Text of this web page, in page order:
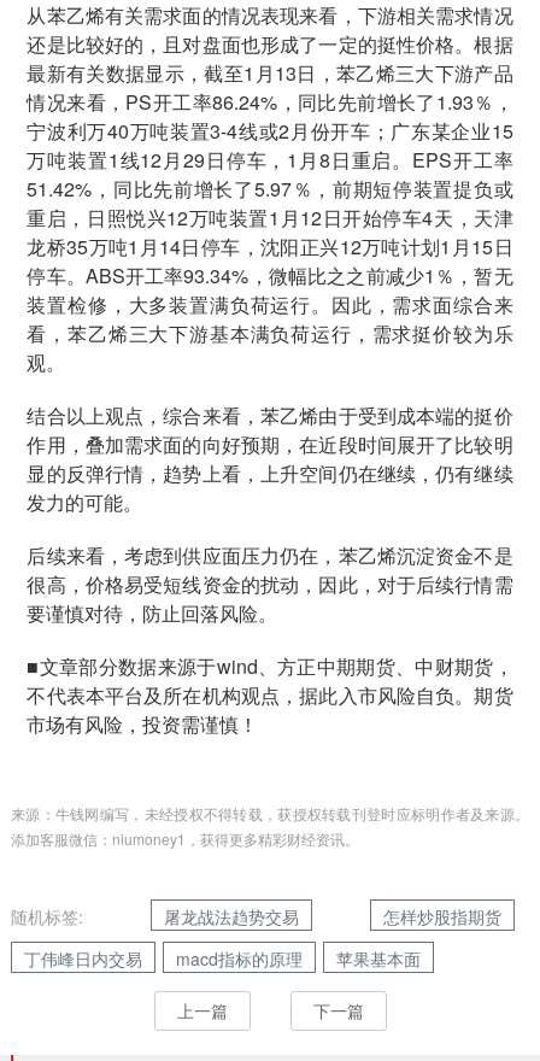
从苯乙烯有关需求面的情况表现来看，下游相关需求情况
还是比较好的，且对盘面也形成了一定的挺性价格。根据
最新有关数据显示，截至1月13日，苯乙烯三大下游产品
情况来看，PS开工率86.24%，同比先前增长了1.93％，
宁波利万40万吨装置3-4线或2月份开车；广东某企业15
万吨装置1线12月29日停车，1月8日重启。EPS开工率
51.42%，同比先前增长了5.97％，前期短停装置提负或
重启，日照悦兴12万吨装置1月12日开始停车4天，天津
龙桥35万吨1月14日停车，沈阳正兴12万吨计划1月15日
停车。ABS开工率93.34%，微幅比之之前减少1％，暂无
装置检修，大多装置满负荷运行。因此，需求面综合来
看，苯乙烯三大下游基本满负荷运行，需求挺价较为乐
观。
结合以上观点，综合来看，苯乙烯由于受到成本端的挺价
作用，叠加需求面的向好预期，在近段时间展开了比较明
显的反弹行情，趋势上看，上升空间仍在继续，仍有继续
发力的可能。
后续来看，考虑到供应面压力仍在，苯乙烯沉淀资金不是
很高，价格易受短线资金的扰动，因此，对于后续行情需
要谨慎对待，防止回落风险。
■文章部分数据来源于wind、方正中期期货、中财期货，
不代表本平台及所在机构观点，据此入市风险自负。期货
市场有风险，投资需谨慎！
来源：牛钱网编写，未经授权不得转载，获授权转载刊登时应标明作者及来源。
添加客服微信：niumoney1，获得更多精彩财经资讯。
随机标签: 屠龙战法趋势交易
怎样炒股指期货
丁伟峰日内交易
macd指标的原理 苹果基本面
上一篇 下一篇